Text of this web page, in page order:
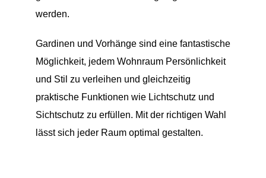
werden.
Gardinen und Vorhänge sind eine fantastische
Möglichkeit, jedem Wohnraum Persönlichkeit
und Stil zu verleihen und gleichzeitig
praktische Funktionen wie Lichtschutz und
Sichtschutz zu erfüllen. Mit der richtigen Wahl
lässt sich jeder Raum optimal gestalten.